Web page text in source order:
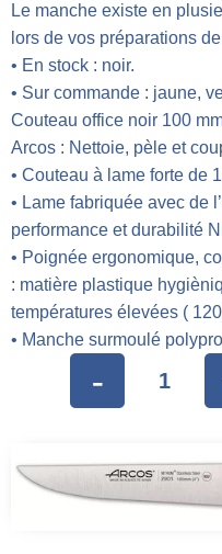
Le manche existe en
lors de vos préparations
• En stock : noir.
• Sur commande : jaune,
Couteau office noir 100
Arcos : Nettoie, pèle et
• Couteau à lame forte de
• Lame fabriquée avec de
performance et durabilité
• Poignée ergonomique,
: matière plastique
températures élevées (
• Manche surmoulé
-